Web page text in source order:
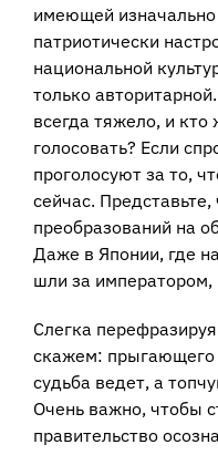
имеющей изначально
патриотически
национальной
только
всегда тяжело, и кто
голосовать? Если
проголосуют за то,
сейчас.
преобразований на
Даже в Японии, где
шли за императором,
Слегка
скажем: прыгающего
судьба ведет, а
Очень важно, чтобы
правительство